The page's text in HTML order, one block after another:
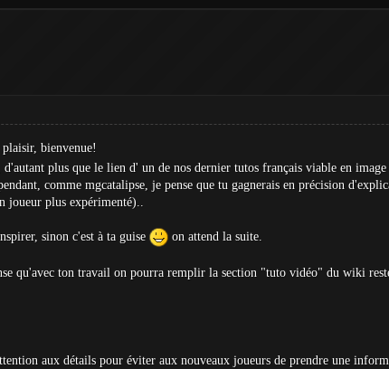
bienvenue!
plus que le lien d' un de nos dernier tutos français viable en
comme mgcatalipse, je pense que tu gagnerais en précision
joueur plus expérimenté)..
sinon c'est à ta guise on attend la suite.
qu'avec ton travail on pourra remplir la section "tuto vidéo" du wiki
aux détails pour éviter aux nouveaux joueurs de prendre une